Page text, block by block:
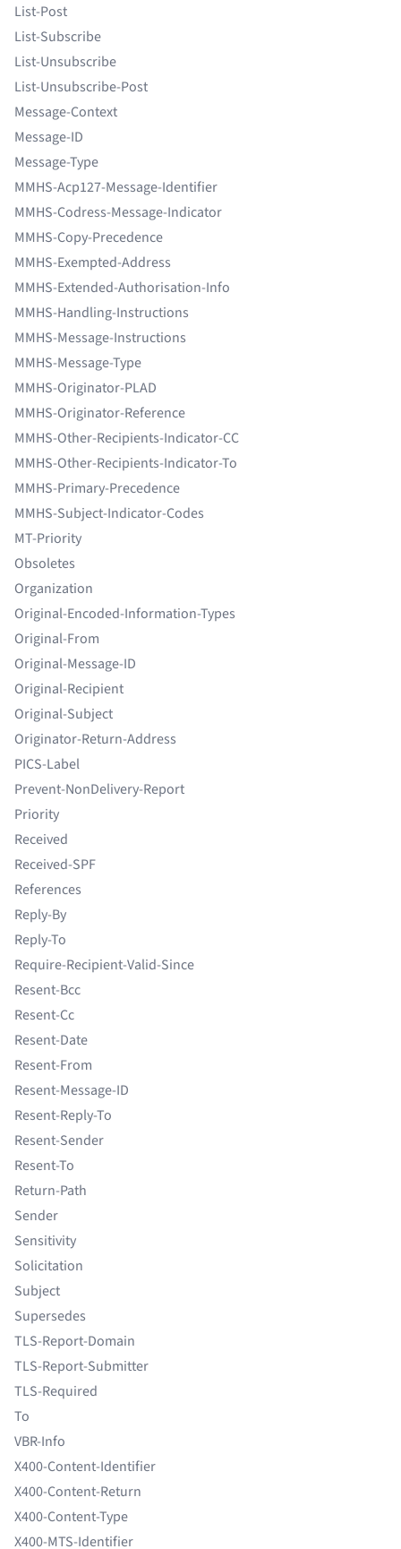
List-Post
List-Subscribe
List-Unsubscribe
List-Unsubscribe-Post
Message-Context
Message-ID
Message-Type
MMHS-Acp127-Message-Identifier
MMHS-Codress-Message-Indicator
MMHS-Copy-Precedence
MMHS-Exempted-Address
MMHS-Extended-Authorisation-Info
MMHS-Handling-Instructions
MMHS-Message-Instructions
MMHS-Message-Type
MMHS-Originator-PLAD
MMHS-Originator-Reference
MMHS-Other-Recipients-Indicator-CC
MMHS-Other-Recipients-Indicator-To
MMHS-Primary-Precedence
MMHS-Subject-Indicator-Codes
MT-Priority
Obsoletes
Organization
Original-Encoded-Information-Types
Original-From
Original-Message-ID
Original-Recipient
Original-Subject
Originator-Return-Address
PICS-Label
Prevent-NonDelivery-Report
Priority
Received
Received-SPF
References
Reply-By
Reply-To
Require-Recipient-Valid-Since
Resent-Bcc
Resent-Cc
Resent-Date
Resent-From
Resent-Message-ID
Resent-Reply-To
Resent-Sender
Resent-To
Return-Path
Sender
Sensitivity
Solicitation
Subject
Supersedes
TLS-Report-Domain
TLS-Report-Submitter
TLS-Required
To
VBR-Info
X400-Content-Identifier
X400-Content-Return
X400-Content-Type
X400-MTS-Identifier